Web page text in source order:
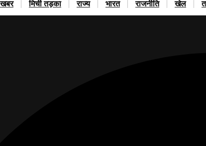
खबर मिर्ची तड़का राज्य भारत राजनीति खेल